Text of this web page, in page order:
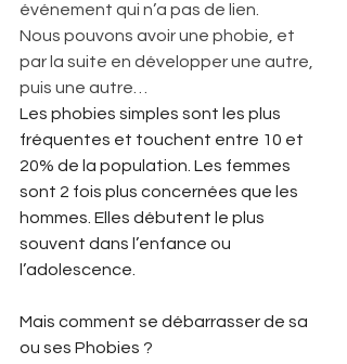
événement qui n’a pas de lien.
Nous pouvons avoir une phobie, et
par la suite en développer une autre,
puis une autre…
Les phobies simples sont les plus
fréquentes et touchent entre 10 et
20% de la population. Les femmes
sont 2 fois plus concernées que les
hommes. Elles débutent le plus
souvent dans l’enfance ou
l’adolescence.
Mais comment se débarrasser de sa
ou ses Phobies ?